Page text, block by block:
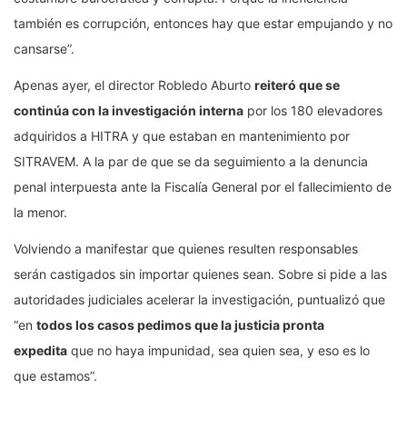
también es corrupción, entonces hay que estar empujando y no
cansarse”.
Apenas ayer, el director Robledo Aburto reiteró que se
continúa con la investigación interna por los 180 elevadores
adquiridos a HITRA y que estaban en mantenimiento por
SITRAVEM. A la par de que se da seguimiento a la denuncia
penal interpuesta ante la Fiscalía General por el fallecimiento de
la menor.
Volviendo a manifestar que quienes resulten responsables
serán castigados sin importar quienes sean. Sobre si pide a las
autoridades judiciales acelerar la investigación, puntualizó que
“en todos los casos pedimos que la justicia pronta
expedita que no haya impunidad, sea quien sea, y eso es lo
que estamos”.